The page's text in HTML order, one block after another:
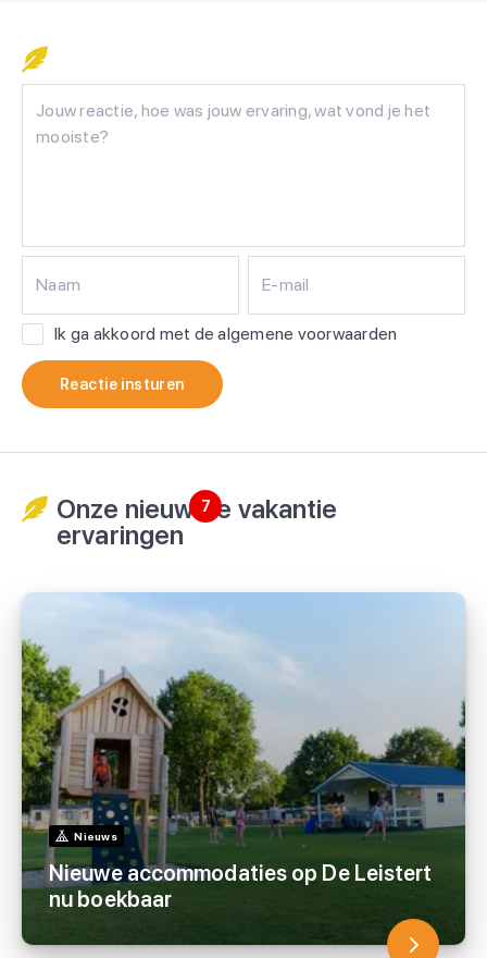
Naam E-mail
Ik ga akkoord met de algemene voorwaarden
Reactie insturen
Onze nieuwste vakantie
ervaringen
7
Nieuws
Nieuwe accommodaties op De Leistert
nu boekbaar